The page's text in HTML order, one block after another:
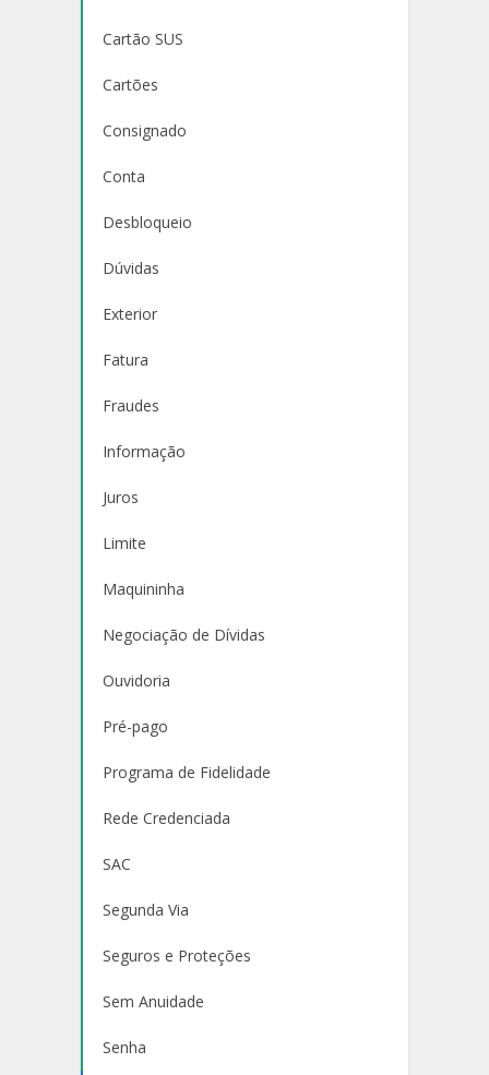
Cartão SUS
Cartões
Consignado
Conta
Desbloqueio
Dúvidas
Exterior
Fatura
Fraudes
Informação
Juros
Limite
Maquininha
Negociação de Dívidas
Ouvidoria
Pré-pago
Programa de Fidelidade
Rede Credenciada
SAC
Segunda Via
Seguros e Proteções
Sem Anuidade
Senha